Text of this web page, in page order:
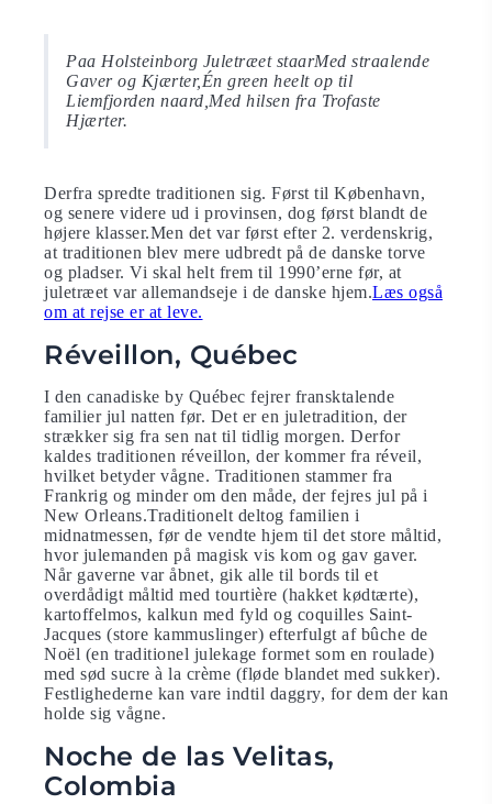
Paa Holsteinborg Juletræet staarMed straalende
Gaver og Kjærter,Én green heelt op til
Liemfjorden naard, Med hilsen fra Trofaste
Hjærter.
Derfra spredte traditionen sig. Først til København,
og senere videre ud i provinsen, dog først blandt de
højere klasser.Men det var først efter ​​2. verdenskrig,
at traditionen blev mere udbredt på de danske torve
og pladser. Vi skal helt frem til 1990’erne før, at
juletræet var allemandseje i de danske hjem.Læs også
om at rejse er at leve.
Réveillon, Québec
I den canadiske by Québec fejrer fransktalende
familier jul natten før. Det er en juletradition, der
strækker sig fra sen nat til tidlig morgen. Derfor
kaldes traditionen réveillon, der kommer fra réveil,
hvilket betyder vågne. Traditionen stammer fra
Frankrig og minder om den måde, der fejres jul på i
New Orleans.Traditionelt deltog familien i
midnatmessen, før de vendte hjem til det store måltid,
hvor julemanden på magisk vis kom og gav gaver.
Når gaverne var åbnet, gik alle til bords til et
overdådigt måltid med tourtière (hakket kødtærte),
kartoffelmos, kalkun med fyld og coquilles Saint-
Jacques (store kammuslinger) efterfulgt af bûche de
Noël (en traditionel julekage formet som en roulade)
med sød sucre à la crème (fløde blandet med sukker).
Festlighederne kan vare indtil daggry, for dem der kan
holde sig vågne.
Noche de las Velitas,
Colombia